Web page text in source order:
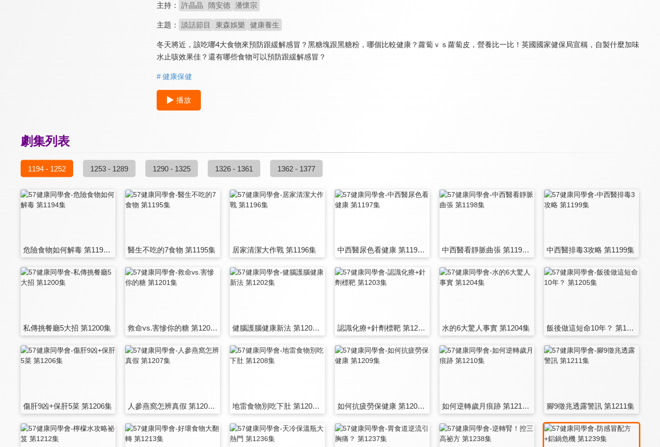
主持： 許晶晶 隋安德 潘懷宗
主題： 談話節目 東森娛樂 健康養生
冬天將近，該吃哪4大食物來預防跟緩解感冒？黑糖塊跟黑糖粉，哪個比較健康？蘿蔔ｖｓ蘿蔔皮，營養比一比！英國國家健保局宣稱，自製什麼加味
水止咳效果佳？還有哪些食物可以預防跟緩解感冒？
# 健康保健
播放
劇集列表
1194 - 1252 1253 - 1289 1290 - 1325 1326 - 1361 1362 - 1377
危險食物如何解毒 第1194集 醫生不吃的7食物 第1195集 居家清潔大作戰 第1196集 中西醫尿色看健康 第1197集 中西醫看靜脈曲張 第1198集 中西醫排毒3攻略 第1199集
私傳挑餐廳5大招 第1200集 救命vs.害慘你的糖 第1201集 健腦護腦健康新法 第1202集 認識化療+針劑標靶 第1203集 水的6大驚人事實 第1204集 飯後做這短命10年？ 第1205集
傷肝9凶+保肝5菜 第1206集 人參燕窩怎辨真假 第1207集 地雷食物別吃下肚 第1208集 如何抗疲勞保健康 第1209集 如何逆轉歲月痕跡 第1210集 腳9徵兆透露警訊 第1211集